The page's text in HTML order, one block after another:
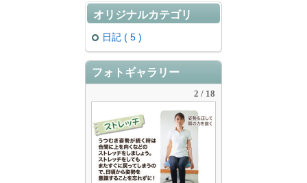
趣味・娯楽
オリジナルカテゴリ
日記 ( 5 )
フォトギャラリー
2 / 18